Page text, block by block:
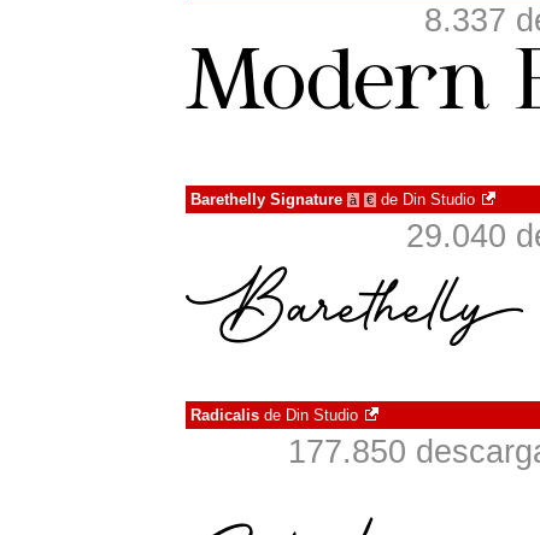
8.337
Barethelly Signature à € de Din Studio
29.040
Radicalis de Din Studio
177.850